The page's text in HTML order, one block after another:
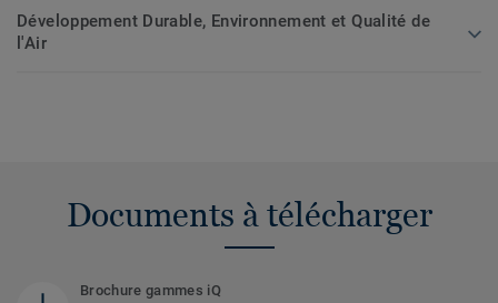
Développement Durable, Environnement et Qualité de
l'Air
Documents à télécharger
Brochure gammes iQ